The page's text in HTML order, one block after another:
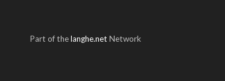
Part of thelanghe.net Network